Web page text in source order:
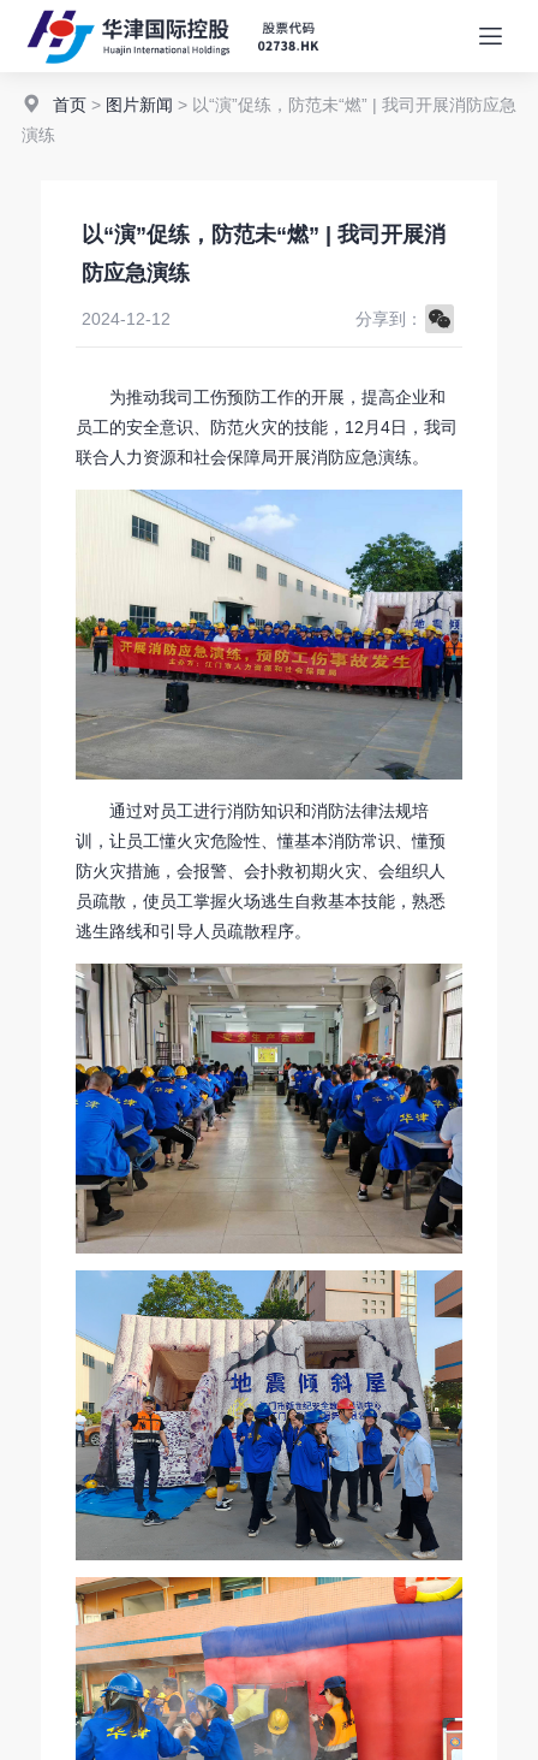
首页> 图片新闻 > 以“演”促练，防范未“燃” | 我司开展消防应急
演练
以“演”促练，防范未“燃” | 我司开展消
防应急演练
2024-12-12 分享到：
为推动我司工伤预防工作的开展，提高企业和
员工的安全意识、防范火灾的技能，12月4日，我司
联合人力资源和社会保障局开展消防应急演练。
通过对员工进行消防知识和消防法律法规培
训，让员工懂火灾危险性、懂基本消防常识、懂预
防火灾措施，会报警、会扑救初期火灾、会组织人
员疏散，使员工掌握火场逃生自救基本技能，熟悉
逃生路线和引导人员疏散程序。